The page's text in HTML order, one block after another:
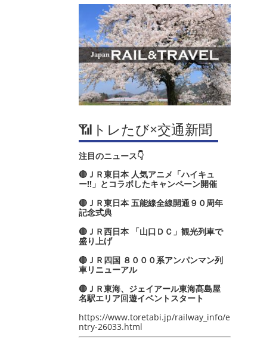
📶トレたび×交通新聞
注目のニュース👇
🔴ＪＲ東日本 人気アニメ「ハイキュ
ー‼」とコラボしたキャンペーン開催
🔴ＪＲ東日本 五能線全線開通９０周年
記念式典
🔴ＪＲ西日本 「山口ＤＣ」観光列車で
盛り上げ
🔴ＪＲ四国 ８０００系アンパンマン列
車リニューアル
🔴ＪＲ東海、ジェイアール東海髙島屋
名駅エリア回遊イベントスタート
https://www.toretabi.jp/railway_info/e
ntry-26033.html